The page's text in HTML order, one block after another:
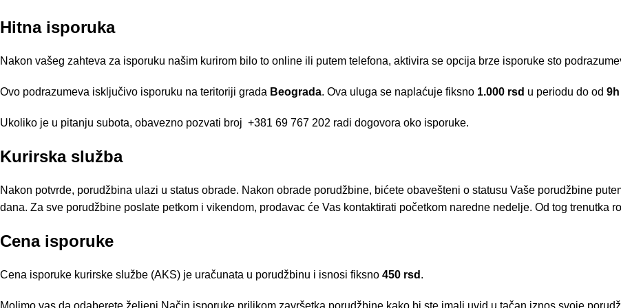
Hitna isporuka
Nakon vašeg zahteva za isporuku našim kurirom bilo to online ili putem telefona, aktivira se opcija brze isporuke sto
Ovo podrazumeva isključivo isporuku na teritoriji grada Beograda. Ova uluga se naplaćuje fiksno 1.000 rsd u periodu do od 9h
Ukoliko je u pitanju subota, obavezno pozvati broj +381 69 767 202 radi dogovora oko isporuke.
Kurirska služba
Nakon potvrde, porudžbina ulazi u status obrade. Nakon obrade porudžbine, bićete obavešteni o statusu Vaše porudžbine
dana. Za sve porudžbine poslate petkom i vikendom, prodavac će Vas kontaktirati početkom naredne nedelje. Od tog trenutka
Cena isporuke
Cena isporuke kurirske službe (AKS) je uračunata u porudžbinu i isnosi fiksno 450 rsd .
Molimo vas da odaberete željeni Način isporuke prilikom završetka porudžbine kako bi ste imali uvid u tačan iznos svoje